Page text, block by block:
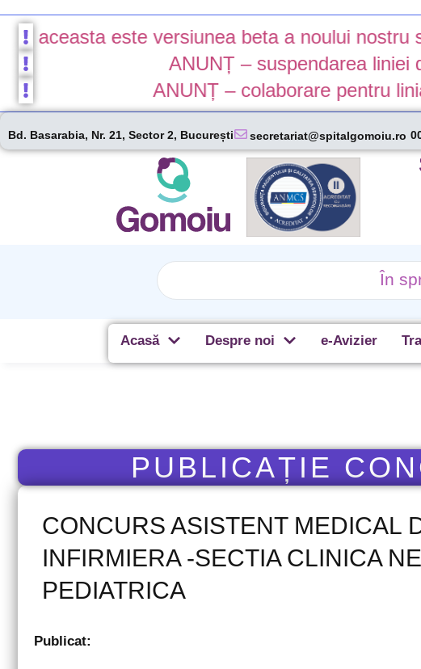
este versiunea beta a noului nostru site.
ANUNȚ – suspendarea liniei de
ANUNȚ – colaborare pentru linia de
Bd. Basarabia, Nr. 21, Sector 2, București secretariat@spitalgomoiu.ro
În
Acasă Despre noi e-Avizier
PUBLICAȚIE
CONCURS ASISTENT MEDICAL
INFIRMIERA -SECTIA CLINICA
PEDIATRICA
Publicat: